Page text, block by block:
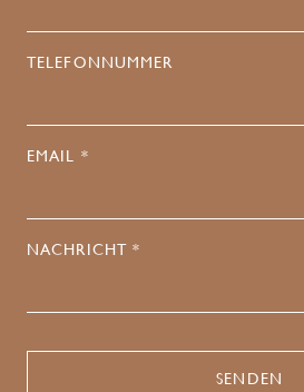
TELEFONNUMMER
EMAIL *
NACHRICHT *